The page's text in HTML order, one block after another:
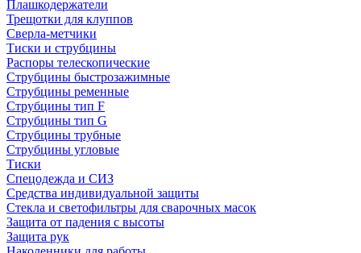
Плашкодержатели
Трещотки для клуппов
Сверла-метчики
Тиски и струбцины
Распоры телескопические
Струбцины быстрозажимные
Струбцины ременные
Струбцины тип F
Струбцины тип G
Струбцины трубные
Струбцины угловые
Тиски
Спецодежда и СИЗ
Средства индивидуальной защиты
Стекла и светофильтры для сварочных масок
Защита от падения с высоты
Защита рук